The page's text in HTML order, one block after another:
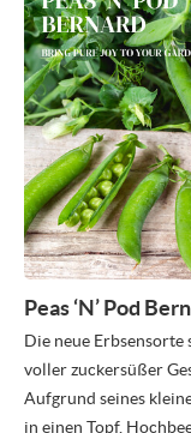
Peas ‘N’ Pod
Die neue
voller zuckersüßer
Aufgrund seines
in einen Topf,